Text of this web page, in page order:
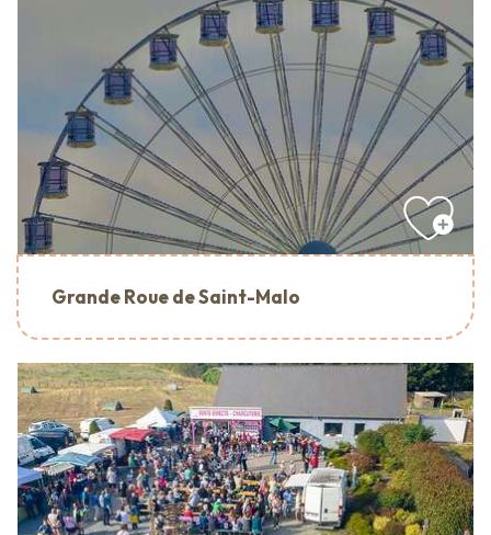
Grande Roue de Saint-Malo